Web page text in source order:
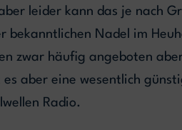
leider kann das je nach
bekanntlichen Nadel im
zwar häufig angeboten
aber eine wesentlich
Radio.